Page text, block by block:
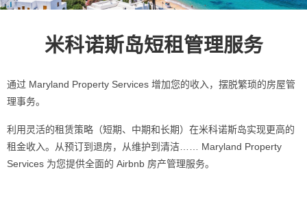
米科诺斯岛短租管理服务
通过 Maryland Property Services 增加您的收入， 摆脱繁琐的房屋管
理事务。
利用灵活的租赁策略（短期、中期和长期）在米科诺斯岛实现更高的
租金收入。从预订到退房，从维护到清洁…… Maryland Property
Services 为您提供全面的 Airbnb 房产管理服务。